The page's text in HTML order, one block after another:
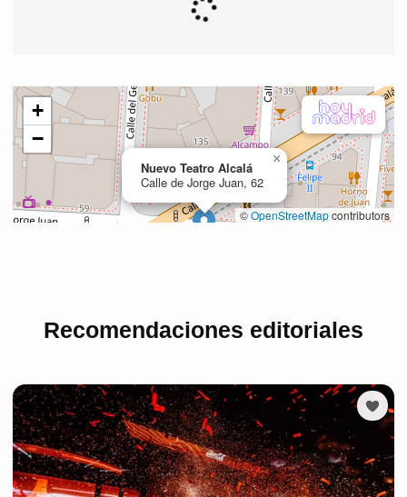
Recomendaciones editoriales